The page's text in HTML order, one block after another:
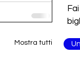
Mostra tutti